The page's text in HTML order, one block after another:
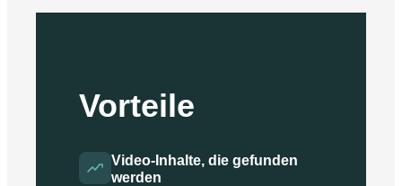
Vorteile
Video-Inhalte, die gefunden
werden